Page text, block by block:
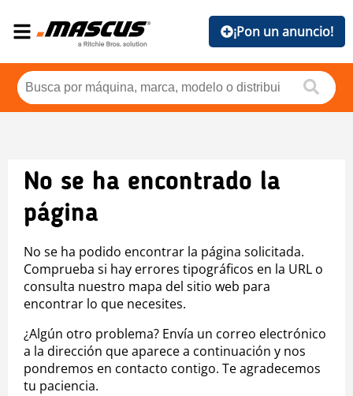
¡Pon un anuncio!
No se ha encontrado la
página
No se ha podido encontrar la página solicitada.
Comprueba si hay errores tipográficos en la URL o
consulta nuestro mapa del sitio web para
encontrar lo que necesites.
¿Algún otro problema? Envía un correo electrónico
a la dirección que aparece a continuación y nos
pondremos en contacto contigo. Te agradecemos
tu paciencia.